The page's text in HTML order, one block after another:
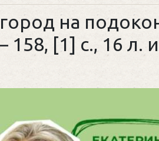
на
[1] с., 16 л.